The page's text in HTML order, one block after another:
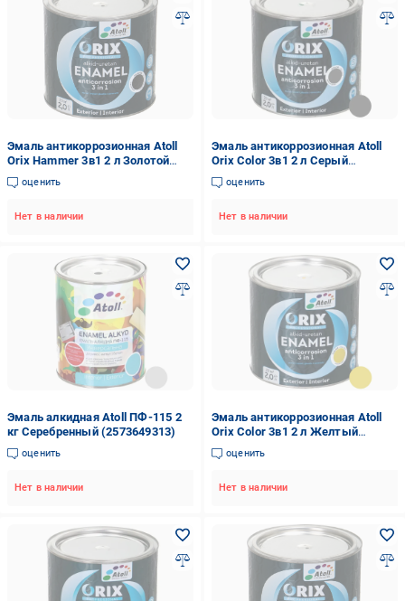
Эмаль антикоррозионная Atoll
Orix Hammer 3в1 2 л Золотой
(2573831742)
оценить
Нет в наличии
Эмаль антикоррозионная Atoll
Orix Color 3в1 2 л Серый
(2573786102)
оценить
Нет в наличии
Эмаль алкидная Atoll ПФ-115 2
кг Серебренный (2573649313)
оценить
Нет в наличии
Эмаль антикоррозионная Atoll
Orix Color 3в1 2 л Желтый
(2573794452)
оценить
Нет в наличии